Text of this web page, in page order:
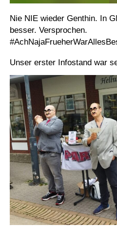
Nie NIE wieder Genthin. In
besser. Versprochen.
Unser erster Infostand war